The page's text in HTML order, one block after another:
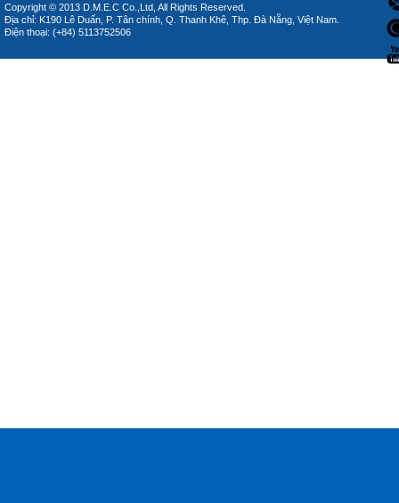
Copyright © 2013 D.M.E.C Co.,Ltd, All Rights Reserved.
Địa chỉ: K190 Lê Duẩn, P. Tân chính, Q. Thanh Khê, Thp. Đà Nẵng, Việt Nam.
Điện thoại: (+84) 5113752506